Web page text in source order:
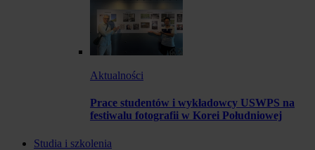
Aktualności
Prace studentów i wykładowcy USWPS na
festiwalu fotografii w Korei Południowej
Studia i szkolenia